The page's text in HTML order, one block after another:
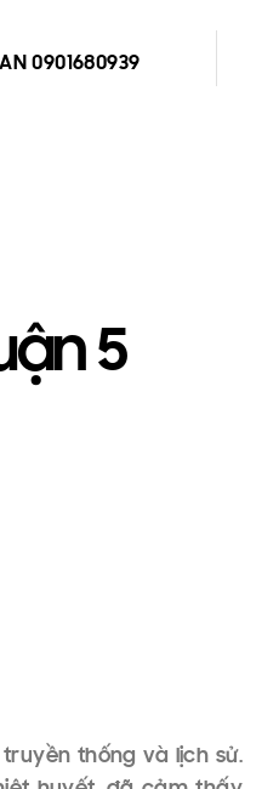
0901680939
5
thống và lịch sử.